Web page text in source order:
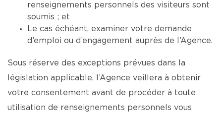
renseignements personnels des visiteurs sont
soumis ; et
Le cas échéant, examiner votre demande
d’emploi ou d’engagement auprès de l’Agence.
Sous réserve des exceptions prévues dans la
législation applicable, l’Agence veillera à obtenir
votre consentement avant de procéder à toute
utilisation de renseignements personnels vous